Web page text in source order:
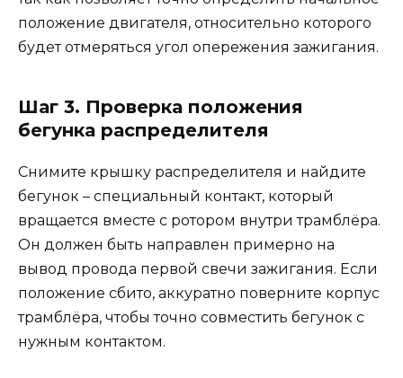
положение двигателя, относительно которого
будет отмеряться угол опережения зажигания.
Шаг 3. Проверка положения
бегунка распределителя
Снимите крышку распределителя и найдите
бегунок – специальный контакт, который
вращается вместе с ротором внутри трамблёра.
Он должен быть направлен примерно на
вывод провода первой свечи зажигания. Если
положение сбито, аккуратно поверните корпус
трамблёра, чтобы точно совместить бегунок с
нужным контактом.